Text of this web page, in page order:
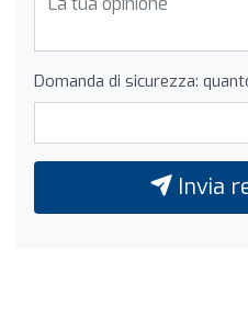
Domanda di sicurezza:
Invia